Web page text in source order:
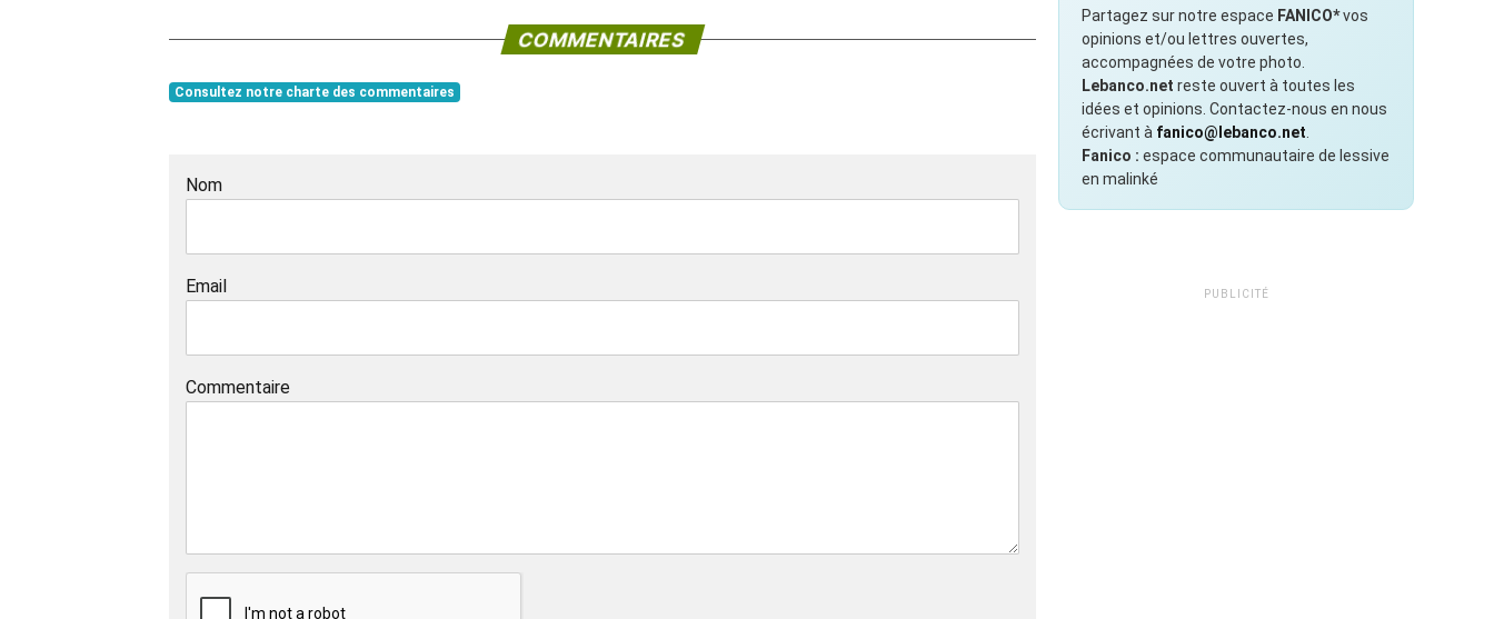
COMMENTAIRES
Consultez notre charte des commentaires
Nom
Email
Commentaire
Partagez sur notre espace FANICO*vos
opinions et/ou lettres ouvertes,
accompagnées de votre photo.
Lebanco.net reste ouvert à toutes les
idées et opinions. Contactez-nous en nous
écrivant à fanico@lebanco.net
Fanico : espace communautaire de lessive
en malinké
PUBLICITÉ